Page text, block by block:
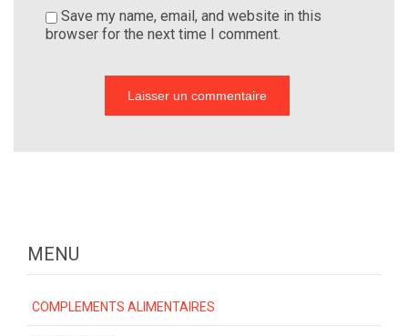
Save my name, email, and website in this
browser for the next time I comment.
MENU
COMPLEMENTS ALIMENTAIRES